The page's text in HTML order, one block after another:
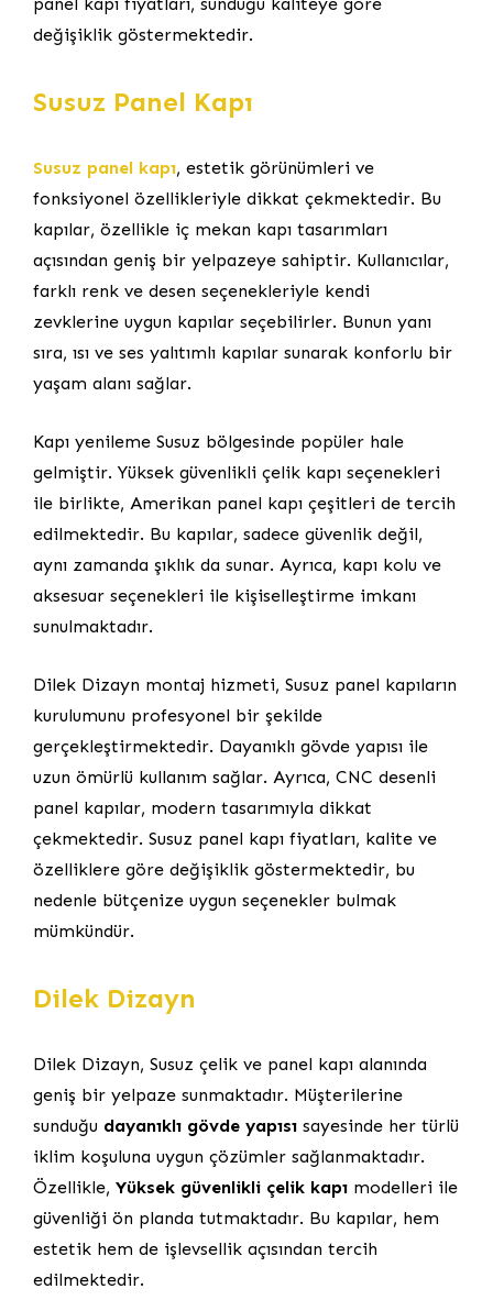
değişiklik göstermektedir.
Susuz Panel Kapı
Susuz panel kapı, estetik görünümleri ve
fonksiyonel özellikleriyle dikkat çekmektedir. Bu
kapılar, özellikle iç mekan kapı tasarımları
açısından geniş bir yelpazeye sahiptir. Kullanıcılar,
farklı renk ve desen seçenekleriyle kendi
zevklerine uygun kapılar seçebilirler. Bunun yanı
sıra, ısı ve ses yalıtımlı kapılar sunarak konforlu bir
yaşam alanı sağlar.
Kapı yenileme Susuz bölgesinde popüler hale
gelmiştir. Yüksek güvenlikli çelik kapı seçenekleri
ile birlikte, Amerikan panel kapı çeşitleri de tercih
edilmektedir. Bu kapılar, sadece güvenlik değil,
aynı zamanda şıklık da sunar. Ayrıca, kapı kolu ve
aksesuar seçenekleri ile kişiselleştirme imkanı
sunulmaktadır.
Dilek Dizayn montaj hizmeti, Susuz panel kapıların
kurulumunu profesyonel bir şekilde
gerçekleştirmektedir. Dayanıklı gövde yapısı ile
uzun ömürlü kullanım sağlar. Ayrıca, CNC desenli
panel kapılar, modern tasarımıyla dikkat
çekmektedir. Susuz panel kapı fiyatları, kalite ve
özelliklere göre değişiklik göstermektedir, bu
nedenle bütçenize uygun seçenekler bulmak
mümkündür.
Dilek Dizayn
Dilek Dizayn, Susuz çelik ve panel kapı alanında
geniş bir yelpaze sunmaktadır. Müşterilerine
sunduğu dayanıklı gövde yapısı sayesinde her türlü
iklim koşuluna uygun çözümler sağlanmaktadır.
Özellikle, Yüksek güvenlikli çelik kapı modelleri ile
güvenliği ön planda tutmaktadır. Bu kapılar, hem
estetik hem de işlevsellik açısından tercih
edilmektedir.